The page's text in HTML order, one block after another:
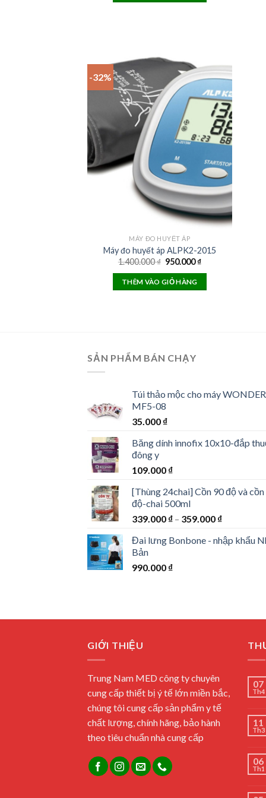
-32%
MÁY ĐO HUYẾT ÁP
Máy đo huyết áp ALPK2-2015
1.400.000₫ Original
was:
1.400.000 ₫.
950.000₫Current
THÊM VÀO GIỎ HÀNG
SẢN PHẨM BÁN CHẠY
Túi thảo mộc cho máy WONDER
MF5-08
35.000 ₫
Băng dính innofix 10x10-đắp
đông y
109.000 ₫
[Thùng 24chai] Cồn 90 độ và
độ-chai 500ml
339.000 ₫ – 359.000 ₫
Đai lưng Bonbone - nhập khẩu
Bản
990.000 ₫
GIỚI THIỆU
Trung Nam MED công ty chuyên
cung cấp thiết bị ý tế lớn miền bắc,
chúng tôi cung cấp sản phẩm y tế
chất lượng, chính hãng, bảo hành
theo tiêu chuẩn nhà cung cấp
07
Th4
11
Th3
06
Th1